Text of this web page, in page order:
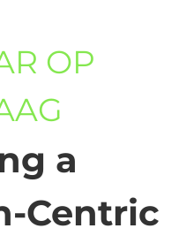
OP
a
Centric